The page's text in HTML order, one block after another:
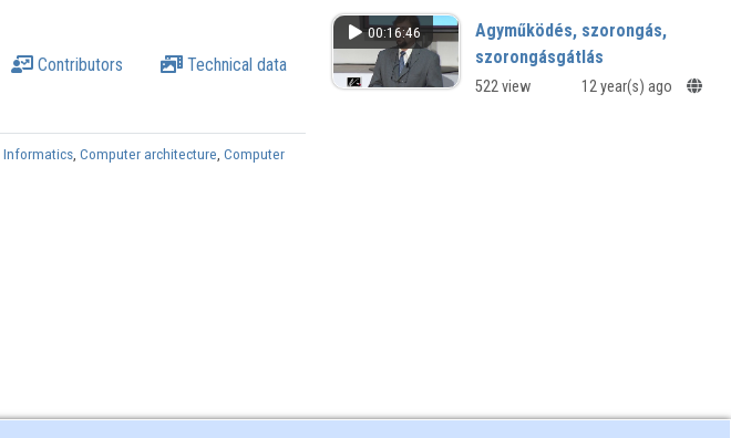
Contributors Technical data
Informatics,Computer architecture,Computer
00:16:46
Agyműködés, szorongás,
szorongásgátlás
522 view 12 year(s) ago